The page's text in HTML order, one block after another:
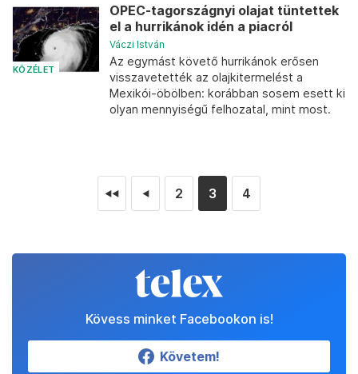
KÖZÉLET
OPEC-tagországnyi olajat tüntettek
el a hurrikánok idén a piacról
Váczi István
Az egymást követő hurrikánok erősen
visszavetették az olajkitermelést a
Mexikói-öbölben: korábban sosem esett ki
olyan mennyiségű felhozatal, mint most.
◄◄ ◄ 2 3 4
Kövess minket Facebookon is!
Követem!